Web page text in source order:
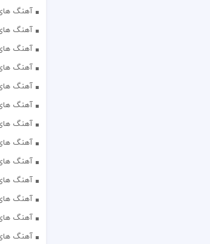
آهنگ
آهنگ
آهنگ
آهنگ
آهنگ
آهنگ
آهنگ
آهنگ
آهنگ های
آهنگ
آهنگ
آهنگ های
آهنگ